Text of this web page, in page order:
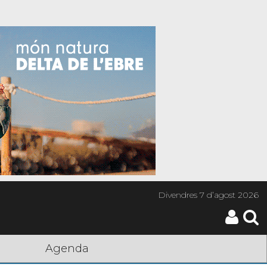
Divendres7 d’agost 2026
Agenda